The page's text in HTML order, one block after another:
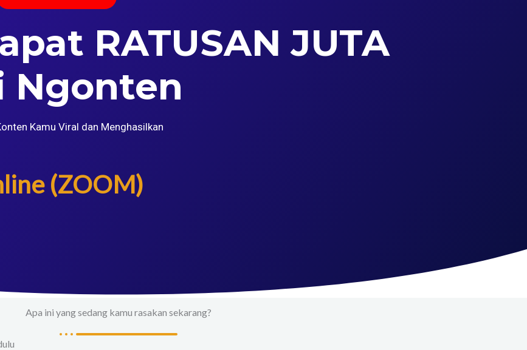
RATUSAN JUTA
Ngonten
Kamu Viral dan Menghasilkan
(ZOOM)
Apa ini yang sedang kamu rasakan sekarang?